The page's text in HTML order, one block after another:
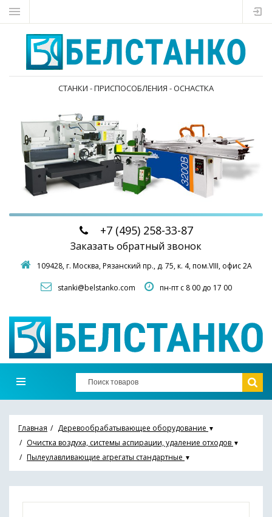
СТАНКИ - ПРИСПОСОБЛЕНИЯ - ОСНАСТКА
+7 (495)258-33-87
Заказать обратный звонок
109428, г. Москва,Рязанский пр., д. 75, к. 4, пом.VIII, офис 2А
stanki@belstanko.com пн-пт с 8 00 до 17 00
Главная Деревообрабатывающее оборудование ▼
Очистка воздуха, системы аспирации, удаление отходов ▼
Пылеулавливающие агрегаты стандартные ▼